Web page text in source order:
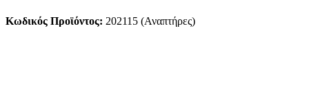
Κωδικός Προϊόντος: 202115 (Αναπτήρες)